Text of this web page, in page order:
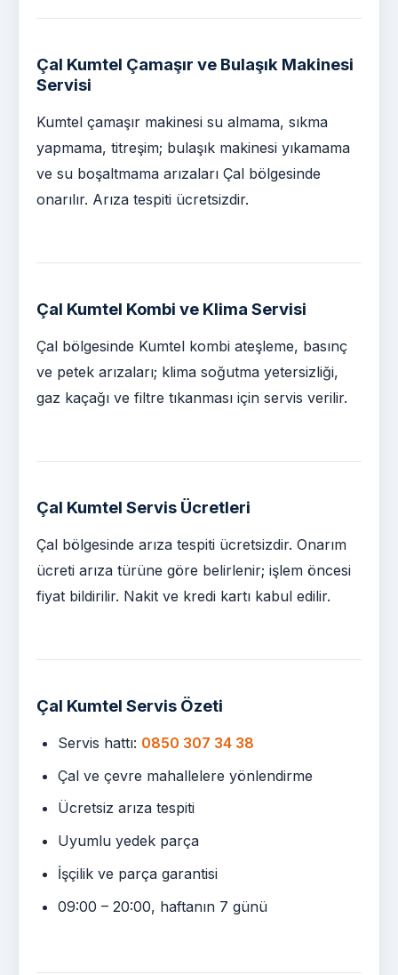
Çal Kumtel Çamaşır ve Bulaşık Makinesi
Servisi
Kumtel çamaşır makinesi su almama, sıkma
yapmama, titreşim; bulaşık makinesi yıkamama
ve su boşaltmama arızaları Çal bölgesinde
onarılır. Arıza tespiti ücretsizdir.
Çal Kumtel Kombi ve Klima Servisi
Çal bölgesinde Kumtel kombi ateşleme, basınç
ve petek arızaları; klima soğutma yetersizliği,
gaz kaçağı ve filtre tıkanması için servis verilir.
Çal Kumtel Servis Ücretleri
Çal bölgesinde arıza tespiti ücretsizdir. Onarım
ücreti arıza türüne göre belirlenir; işlem öncesi
fiyat bildirilir. Nakit ve kredi kartı kabul edilir.
Çal Kumtel Servis Özeti
Servis hattı: 0850 307 34 38
Çal ve çevre mahallelere yönlendirme
Ücretsiz arıza tespiti
Uyumlu yedek parça
İşçilik ve parça garantisi
09:00 – 20:00, haftanın 7 günü